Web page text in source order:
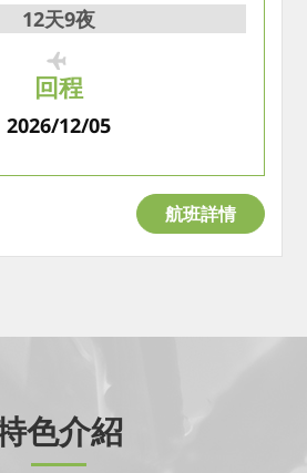
12天9夜
回程
2026/12/05
航班詳情
色介紹